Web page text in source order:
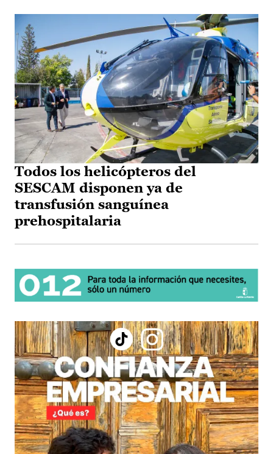
Todos los helicópteros del
SESCAM disponen ya de
transfusión sanguínea
prehospitalaria